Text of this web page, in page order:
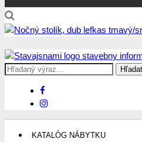
Stavajsnami.sk
Stavebníctvo, stavby, byty, domy a
Search
KATALÓG NÁBYTKU